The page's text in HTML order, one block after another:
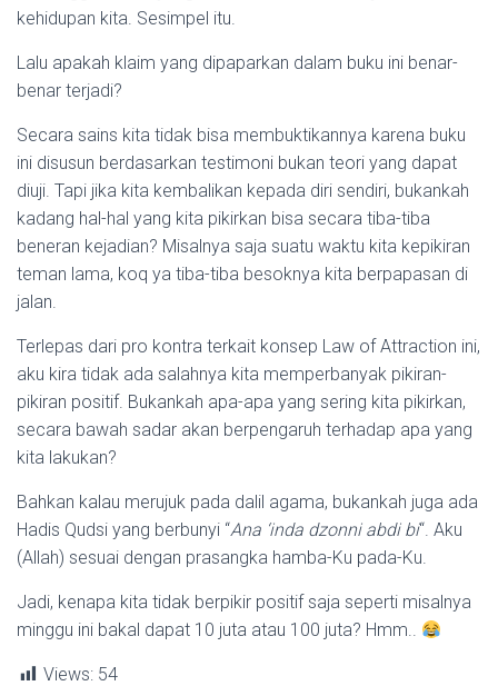
kehidupan kita. Sesimpel itu.
Lalu apakah klaim yang dipaparkan dalam buku ini benar-
benar terjadi?
Secara sains kita tidak bisa membuktikannya karena buku
ini disusun berdasarkan testimoni bukan teori yang dapat
diuji. Tapi jika kita kembalikan kepada diri sendiri, bukankah
kadang hal-hal yang kita pikirkan bisa secara tiba-tiba
beneran kejadian? Misalnya saja suatu waktu kita kepikiran
teman lama, koq ya tiba-tiba besoknya kita berpapasan di
jalan.
Terlepas dari pro kontra terkait konsep Law of Attraction ini,
aku kira tidak ada salahnya kita memperbanyak pikiran-
pikiran positif. Bukankah apa-apa yang sering kita pikirkan,
secara bawah sadar akan berpengaruh terhadap apa yang
kita lakukan?
Bahkan kalau merujuk pada dalil agama, bukankah juga ada
Hadis Qudsi yang berbunyi “Ana ‘inda dzonni abdi bi“. Aku
(Allah) sesuai dengan prasangka hamba-Ku pada-Ku.
Jadi, kenapa kita tidak berpikir positif saja seperti misalnya
minggu ini bakal dapat 10 juta atau 100 juta? Hmm..
Views: 54